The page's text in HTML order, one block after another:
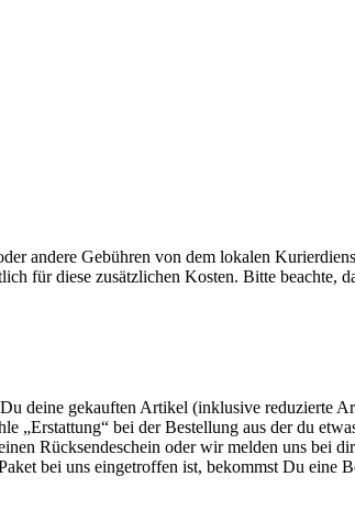
andere Gebühren von dem lokalen
für diese zusätzlichen Kosten. Bitte beachte,
deine gekauften Artikel (inklusive reduzierte
bei der Bestellung aus der du
Rücksendeschein oder wir melden uns bei
bei uns eingetroffen ist, bekommst Du